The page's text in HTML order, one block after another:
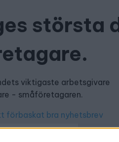
största
viktigaste arbetsgivare
- småföretagaren.
förbaskat bra nyhetsbrev